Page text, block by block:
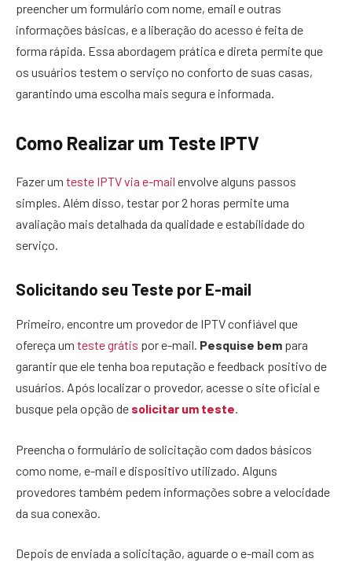
preencher um formulário com nome, email e outras
informações básicas, e a liberação do acesso é feita de
forma rápida. Essa abordagem prática e direta permite que
os usuários testem o serviço no conforto de suas casas,
garantindo uma escolha mais segura e informada.
Como Realizar um Teste IPTV
Fazer um teste IPTV via e-mail envolve alguns passos
simples. Além disso, testar por 2 horas permite uma
avaliação mais detalhada da qualidade e estabilidade do
serviço.
Solicitando seu Teste por E-mail
Primeiro, encontre um provedor de IPTV confiável que
ofereça um teste grátis por e-mail. Pesquise bem para
garantir que ele tenha boa reputação e feedback positivo de
usuários. Após localizar o provedor, acesse o site oficial e
busque pela opção de solicitar um teste.
Preencha o formulário de solicitação com dados básicos
como nome, e-mail e dispositivo utilizado. Alguns
provedores também pedem informações sobre a velocidade
da sua conexão.
Depois de enviada a solicitação, aguarde o e-mail com as